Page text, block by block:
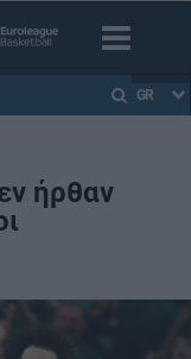
GR
ήρθαν